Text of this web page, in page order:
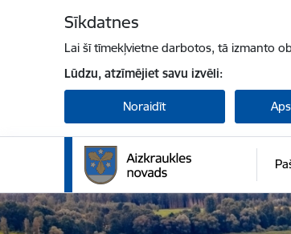
Sīkdatnes
Lai šī tīmekļvietne darbotos, tā izmanto
Lūdzu, atzīmējiet savu izvēli:
Noraidīt
Aizkraukles novada pašvaldība